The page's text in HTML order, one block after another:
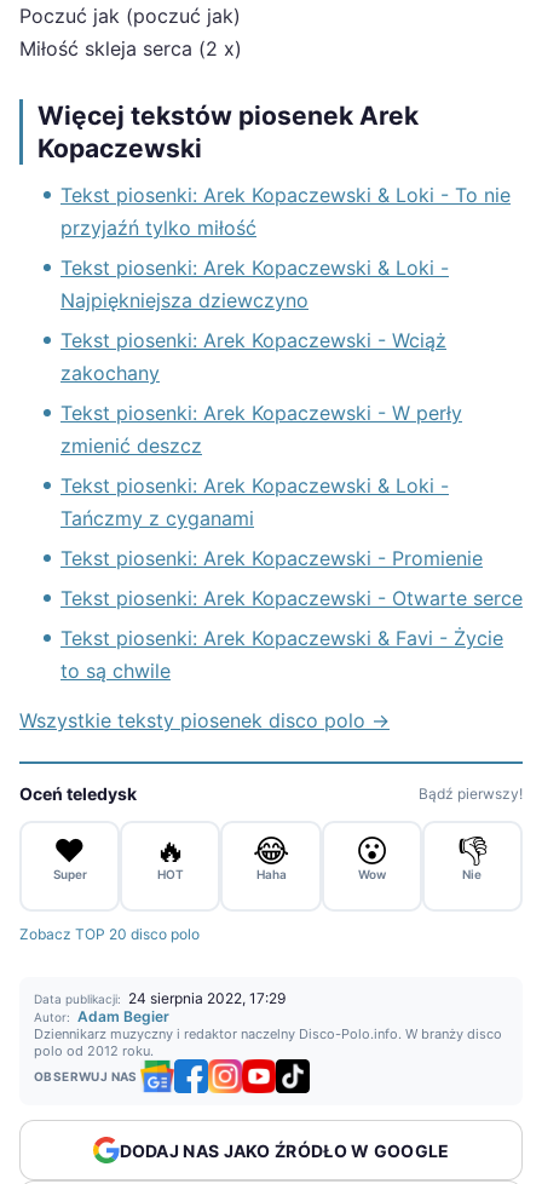
Poczuć jak (poczuć jak)
Miłość skleja serca (2 x)
Więcej tekstów piosenek Arek
Kopaczewski
Tekst piosenki: Arek Kopaczewski & Loki - To nie
przyjaźń tylko miłość
Tekst piosenki: Arek Kopaczewski & Loki -
Najpiękniejsza dziewczyno
Tekst piosenki: Arek Kopaczewski - Wciąż
zakochany
Tekst piosenki: Arek Kopaczewski - W perły
zmienić deszcz
Tekst piosenki: Arek Kopaczewski & Loki -
Tańczmy z cyganami
Tekst piosenki: Arek Kopaczewski - Promienie
Tekst piosenki: Arek Kopaczewski - Otwarte serce
Tekst piosenki: Arek Kopaczewski & Favi - Życie
to są chwile
Wszystkie teksty piosenek disco polo →
Oceń teledysk Bądź pierwszy!
❤️
Super
🔥
HOT
😂
Haha
😮
Wow
👎
Nie
Zobacz TOP 20 disco polo
Data publikacji: 24 sierpnia 2022, 17:29
Autor: Adam Begier
Dziennikarz muzyczny i redaktor naczelny Disco-Polo.info. W branży disco
polo od 2012 roku.
OBSERWUJ NAS
DODAJ NAS JAKO ŹRÓDŁO W GOOGLE